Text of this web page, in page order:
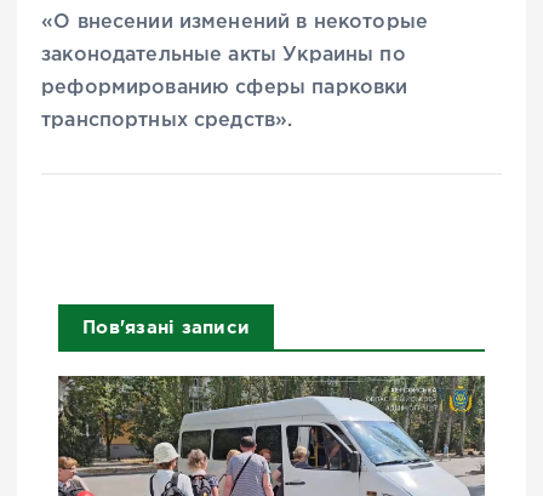
«О внесении изменений в некоторые
законодательные акты Украины по
реформированию сферы парковки
транспортных средств».
Пов'язані записи